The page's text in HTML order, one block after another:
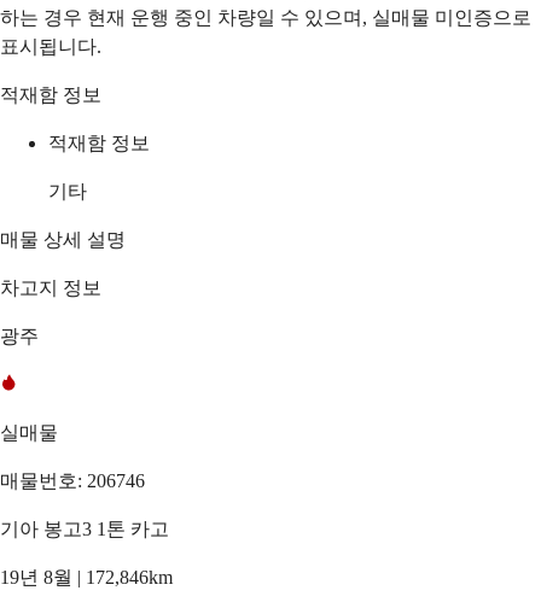
하는 경우 현재 운행 중인 차량일 수 있으며, 실매물 미인증으로
표시됩니다.
적재함 정보
적재함 정보
기타
매물 상세 설명
차고지 정보
광주
실매물
매물번호: 206746
기아 봉고3 1톤 카고
19년 8월 | 172,846km